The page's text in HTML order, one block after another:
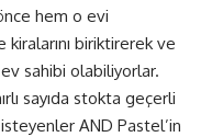
hem o evi
kiralarını biriktirerek ve
sahibi olabiliyorlar.
sayıda stokta geçerli
AND Pastel’in